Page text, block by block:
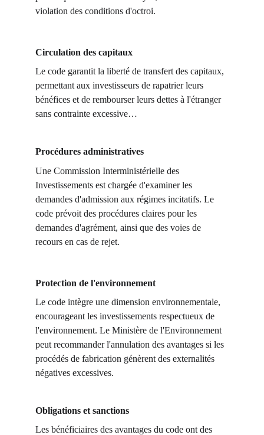
violation des conditions d'octroi.
Circulation des capitaux
Le code garantit la liberté de transfert des capitaux,
permettant aux investisseurs de rapatrier leurs
bénéfices et de rembourser leurs dettes à l'étranger
sans contrainte excessive…
Procédures administratives
Une Commission Interministérielle des
Investissements est chargée d'examiner les
demandes d'admission aux régimes incitatifs. Le
code prévoit des procédures claires pour les
demandes d'agrément, ainsi que des voies de
recours en cas de rejet.
Protection de l'environnement
Le code intègre une dimension environnementale,
encourageant les investissements respectueux de
l'environnement. Le Ministère de l'Environnement
peut recommander l'annulation des avantages si les
procédés de fabrication génèrent des externalités
négatives excessives.
Obligations et sanctions
Les bénéficiaires des avantages du code ont des